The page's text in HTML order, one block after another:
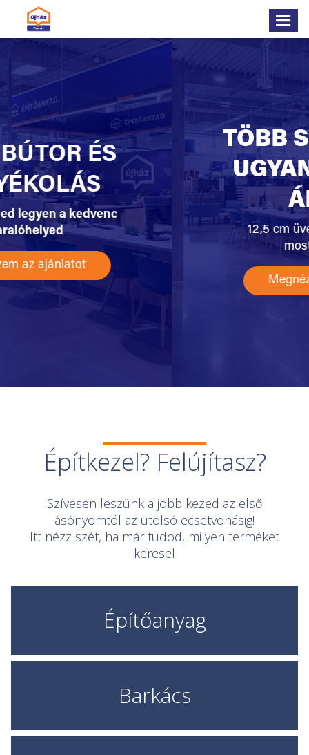
TÖBB SZIGETELÉS
UGYANAZÉRT AZ
ÁRÉRT!
12,5 cm üveggyapot szigetelés
most 10 cm áron!
Megnézem az ajánlatot
Építkezel? Felújítasz?
Szívesen leszünk a jobb kezed az első
ásónyomtól az utolsó ecsetvonásig!
Itt nézz szét, ha már tudod, milyen terméket
keresel
Építőanyag
Barkács